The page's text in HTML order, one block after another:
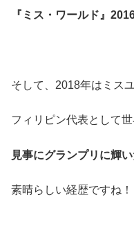
『ミス・ワールド』
そして、2018年はミス
フィリピン代表として世
見事にグランプリに輝
素晴らしい経歴ですね！